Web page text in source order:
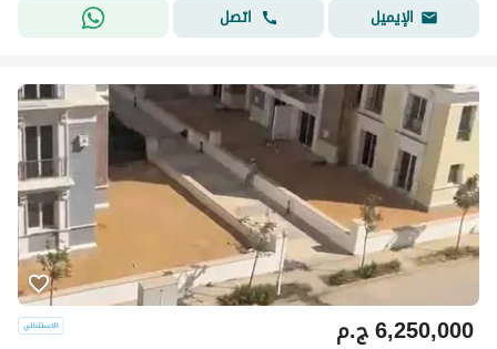
الإيميل
اتصل
ج.م6,250,000